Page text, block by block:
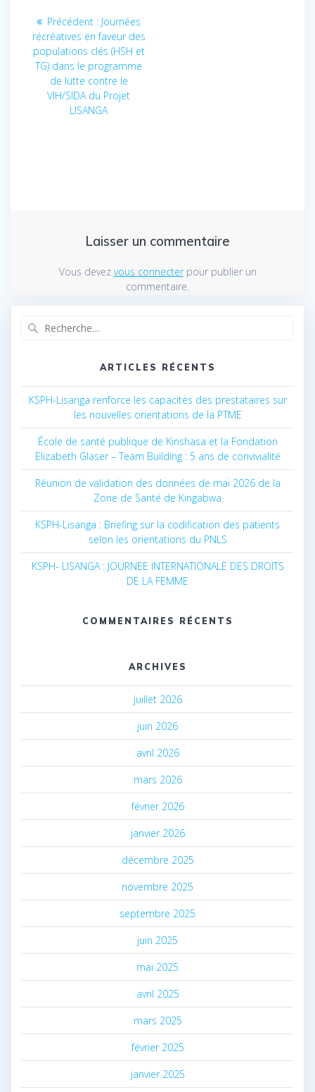
Navigation
de
l’article
Précédent : Article
précédent
:
Journées
récréatives en faveur des
populations clés (HSH et
TG) dans le programme
de lutte contre le
VIH/SIDA du Projet
LISANGA
Laisser un commentaire
Vous devez vous connecterpour publier un
commentaire.
ARTICLES RÉCENTS
KSPH-Lisanga renforce les capacités des prestataires sur
les nouvelles orientations de la PTME
École de santé publique de Kinshasa et la Fondation
Elizabeth Glaser – Team Building : 5 ans de convivialité
Réunion de validation des données de mai 2026 de la
Zone de Santé de Kingabwa
KSPH-Lisanga : Briefing sur la codification des patients
selon les orientations du PNLS
KSPH- LISANGA : JOURNEE INTERNATIONALE DES DROITS
DE LA FEMME
COMMENTAIRES RÉCENTS
ARCHIVES
juillet 2026
juin 2026
avril 2026
mars 2026
février 2026
janvier 2026
décembre 2025
novembre 2025
septembre 2025
juin 2025
mai 2025
avril 2025
mars 2025
février 2025
janvier 2025